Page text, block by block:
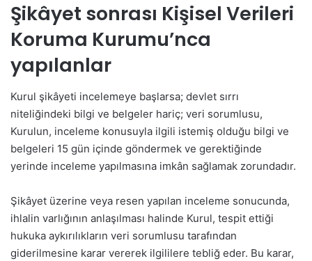
Şikâyet sonrası Kişisel Verileri
Koruma Kurumu’nca
yapılanlar
Kurul şikâyeti incelemeye başlarsa; devlet sırrı
niteliğindeki bilgi ve belgeler hariç; veri sorumlusu,
Kurulun, inceleme konusuyla ilgili istemiş olduğu bilgi ve
belgeleri 15 gün içinde göndermek ve gerektiğinde
yerinde inceleme yapılmasına imkân sağlamak zorundadır.
Şikâyet üzerine veya resen yapılan inceleme sonucunda,
ihlalin varlığının anlaşılması halinde Kurul, tespit ettiği
hukuka aykırılıkların veri sorumlusu tarafından
giderilmesine karar vererek ilgililere tebliğ eder. Bu karar,